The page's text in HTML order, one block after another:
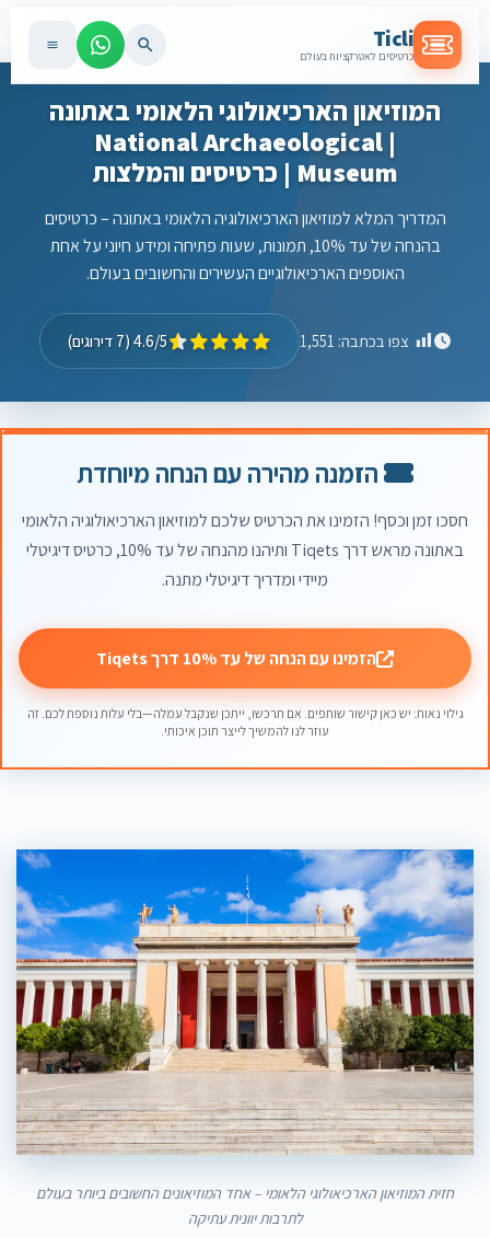
Ticli
כרטיסים לאטרקציות בעולם
המוזיאון הארכיאולוגי הלאומי באתונה
| National Archaeological
Museum | כרטיסים והמלצות
המדריך המלא למוזיאון הארכיאולוגיה הלאומי באתונה – כרטיסים
בהנחה של עד 10%, תמונות, שעות פתיחה ומידע חיוני על אחת
האוספים הארכיאולוגיים העשירים והחשובים בעולם.
צפו בכתבה: 1,551 4.6/5 (7 דירוגים)
הזמנה מהירה עם הנחה מיוחדת
חסכו זמן וכסף! הזמינו את הכרטיס שלכם למוזיאון הארכיאולוגיה הלאומי
באתונה מראש דרך Tiqets ותיהנו מהנחה של עד 10%, כרטיס דיגיטלי
מיידי ומדריך דיגיטלי מתנה.
הזמינו עם הנחה של עד 10% דרך Tiqets
גילוי נאות: יש כאן קישור שותפים. אם תרכשו, ייתכן שנקבל עמלה—בלי עלות נוספת לכם. זה
עוזר לנו להמשיך לייצר תוכן איכותי.
חזית המוזיאון הארכיאולוגי הלאומי – אחד המוזיאונים החשובים ביותר בעולם
לתרבות יוונית עתיקה